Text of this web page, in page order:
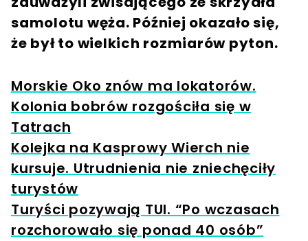
samolotu węża. Później okazało się,
że był to wielkich rozmiarów pyton.
Morskie Oko znów ma lokatorów.
Kolonia bobrów rozgościła się w
Tatrach
Kolejka na Kasprowy Wierch nie
kursuje. Utrudnienia nie zniechęciły
turystów
Turyści pozywają TUI. “Po wczasach
rozchorowało się ponad 40 osób”